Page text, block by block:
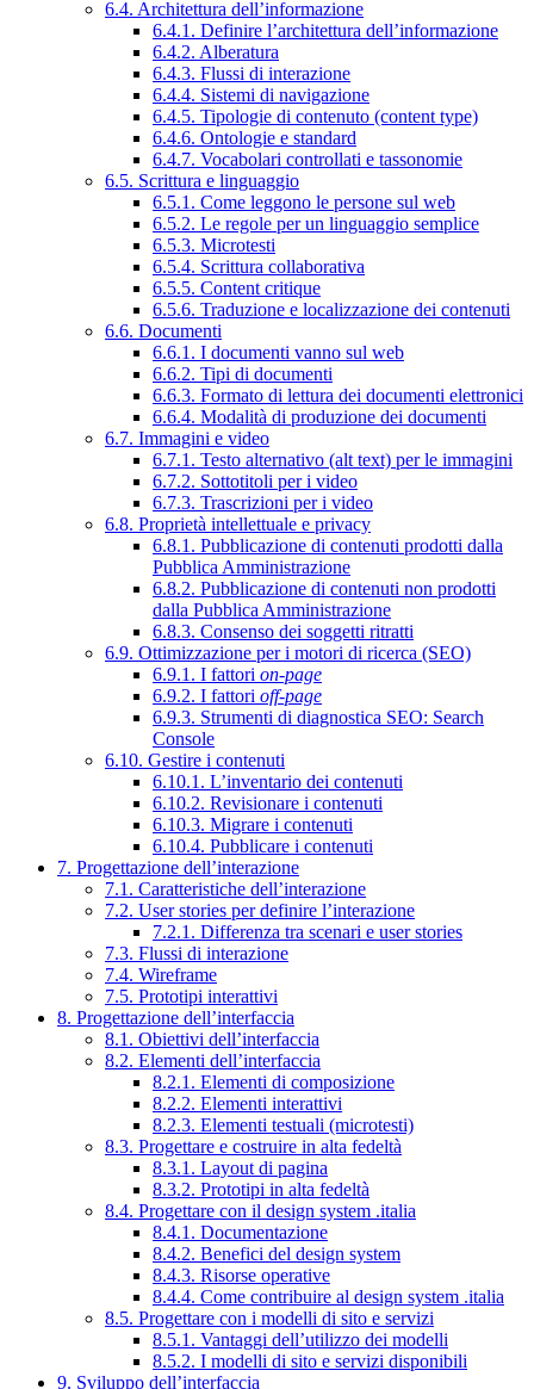
6.4. Architettura dell’informazione
6.4.1. Definire l’architettura dell’informazione
6.4.2. Alberatura
6.4.3. Flussi di interazione
6.4.4. Sistemi di navigazione
6.4.5. Tipologie di contenuto (content type)
6.4.6. Ontologie e standard
6.4.7. Vocabolari controllati e tassonomie
6.5. Scrittura e linguaggio
6.5.1. Come leggono le persone sul web
6.5.2. Le regole per un linguaggio semplice
6.5.3. Microtesti
6.5.4. Scrittura collaborativa
6.5.5. Content critique
6.5.6. Traduzione e localizzazione dei contenuti
6.6. Documenti
6.6.1. I documenti vanno sul web
6.6.2. Tipi di documenti
6.6.3. Formato di lettura dei documenti elettronici
6.6.4. Modalità di produzione dei documenti
6.7. Immagini e video
6.7.1. Testo alternativo (alt text) per le immagini
6.7.2. Sottotitoli per i video
6.7.3. Trascrizioni per i video
6.8. Proprietà intellettuale e privacy
6.8.1. Pubblicazione di contenuti prodotti dalla
Pubblica Amministrazione
6.8.2. Pubblicazione di contenuti non prodotti
dalla Pubblica Amministrazione
6.8.3. Consenso dei soggetti ritratti
6.9. Ottimizzazione per i motori di ricerca (SEO)
6.9.1. I fattori on-page
6.9.2. I fattori off-page
6.9.3. Strumenti di diagnostica SEO: Search
Console
6.10. Gestire i contenuti
6.10.1. L’inventario dei contenuti
6.10.2. Revisionare i contenuti
6.10.3. Migrare i contenuti
6.10.4. Pubblicare i contenuti
7. Progettazione dell’interazione
7.1. Caratteristiche dell’interazione
7.2. User stories per definire l’interazione
7.2.1. Differenza tra scenari e user stories
7.3. Flussi di interazione
7.4. Wireframe
7.5. Prototipi interattivi
8. Progettazione dell’interfaccia
8.1. Obiettivi dell’interfaccia
8.2. Elementi dell’interfaccia
8.2.1. Elementi di composizione
8.2.2. Elementi interattivi
8.2.3. Elementi testuali (microtesti)
8.3. Progettare e costruire in alta fedeltà
8.3.1. Layout di pagina
8.3.2. Prototipi in alta fedeltà
8.4. Progettare con il design system .italia
8.4.1. Documentazione
8.4.2. Benefici del design system
8.4.3. Risorse operative
8.4.4. Come contribuire al design system .italia
8.5. Progettare con i modelli di sito e servizi
8.5.1. Vantaggi dell’utilizzo dei modelli
8.5.2. I modelli di sito e servizi disponibili
9. Sviluppo dell’interfaccia